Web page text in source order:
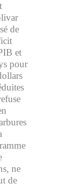
de
et
pour
ne
de